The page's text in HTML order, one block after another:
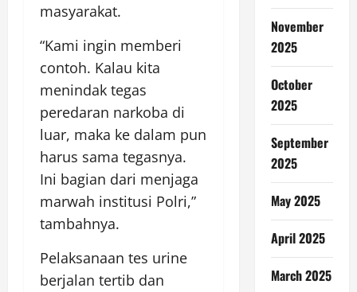
masyarakat.
“Kami ingin memberi
contoh. Kalau kita
menindak tegas
peredaran narkoba di
luar, maka ke dalam pun
harus sama tegasnya.
Ini bagian dari menjaga
marwah institusi Polri,”
tambahnya.
Pelaksanaan tes urine
berjalan tertib dan
November
2025
October
2025
September
2025
May 2025
April 2025
March 2025